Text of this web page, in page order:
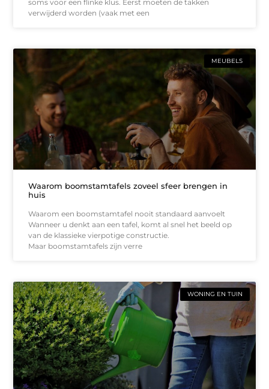
soms voor een flinke klus. Eerst moeten de takken
verwijderd worden (vaak met een
MEUBELS
Waarom boomstamtafels zoveel sfeer brengen in
huis
Waarom een boomstamtafel nooit standaard aanvoelt
Wanneer u denkt aan een tafel, komt al snel het beeld op
van de klassieke vierpotige constructie.
Maar boomstamtafels zijn verre
WONING EN TUIN